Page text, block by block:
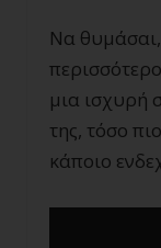
Να
μια ισχυρή
της, τόσο
κάποιο